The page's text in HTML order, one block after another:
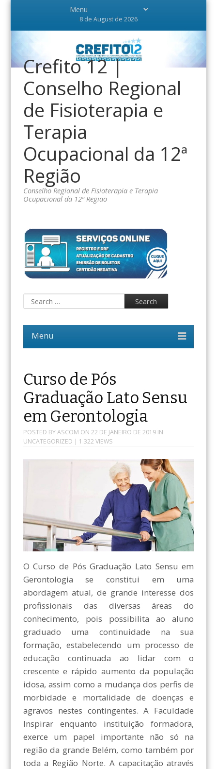
8 de August de 2026
Crefito 12 |
Conselho Regional
de Fisioterapia e
Terapia
Ocupacional da 12ª
Região
Conselho Regional de Fisioterapia e Terapia
Ocupacional da 12ª Região
Curso de Pós
Graduação Lato Sensu
em Gerontologia
POSTED BYASCOM ON 22 DE JANEIRO DE 2019IN
UNCATEGORIZED | 1.322 VIEWS
O Curso de Pós Graduação Lato Sensu em
Gerontologia se constitui em uma
abordagem atual, de grande interesse dos
profissionais das diversas áreas do
conhecimento, pois possibilita ao aluno
graduado uma continuidade na sua
formação, estabelecendo um processo de
educação continuada ao lidar com o
crescente e rápido aumento da população
idosa, assim como a mudança dos perfis de
morbidade e mortalidade de doenças e
agravos nestes contingentes. A Faculdade
Inspirar enquanto instituição formadora,
exerce um papel importante não só na
região da grande Belém, como também por
toda a Região Norte. A capacitação através